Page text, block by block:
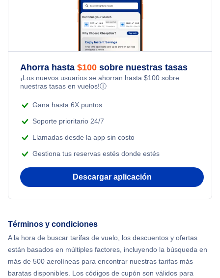
Flights from Nueva York to Singapur
Flights from Nueva York to Tel Aviv
Flights from Nueva York to Estanbul
Flights from Nueva York to Atenas
Flights from Shanghai to Nueva York
Flights from Delhi to Nueva York
Flights from Nueva York to Seúl
Flights from Nueva York to Barcelona
Kid Friendly Vacations
Honeymoon Vacations
Romantic Vacations
Adventure Vacations
Beach Vacations
Ahorra hasta $100 sobre nuestras tasas
¡Los nuevos usuarios se ahorran hasta $100 sobre
nuestras tasas en vuelos!ⓘ
Gana hasta 6X puntos
Soporte prioritario 24/7
Llamadas desde la app sin costo
Gestiona tus reservas estés donde estés
Descargar aplicación
Términos y condiciones
A la hora de buscar tarifas de vuelo, los descuentos y ofertas
están basados en múltiples factores, incluyendo la búsqueda en
más de 500 aerolíneas para encontrar nuestras tarifas más
baratas disponibles. Los códigos de cupón son válidos para